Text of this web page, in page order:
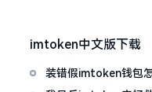
imtoken中文版下载
装错假imtoken钱包